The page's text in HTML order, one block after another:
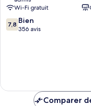
de
Rennes
Wi-Fi gratuit
7.8
sur
7,8 Bien
356 avis
Comparer